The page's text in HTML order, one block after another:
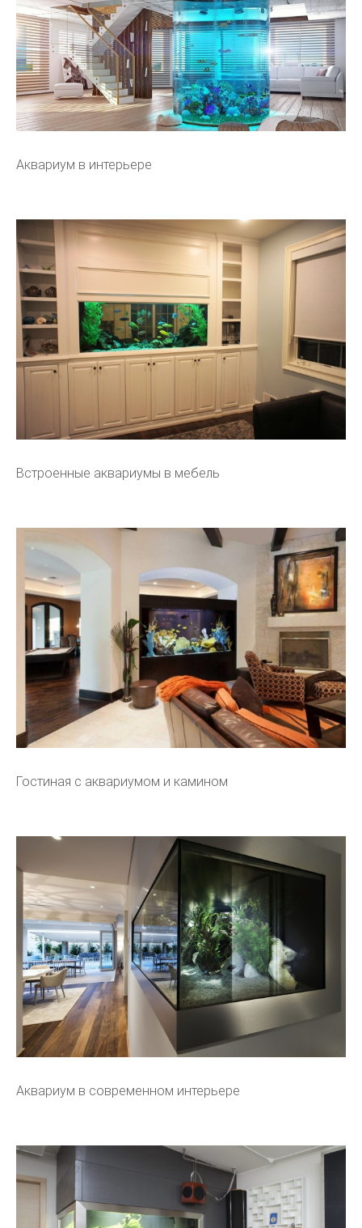
Аквариум в интерьере
Встроенные аквариумы в мебель
Гостиная с аквариумом и камином
Аквариум в современном интерьере